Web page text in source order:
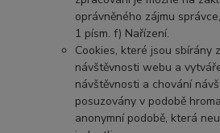
oprávněného zájmu
1 písm. f) Nařízení.
Cookies, které jsou sbírány
návštěvnosti webu a
návštěvnosti a chování
posuzovány v podobě
anonymní podobě, která